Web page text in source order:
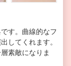
す。曲線的なフ
してくれます。
素敵になりま